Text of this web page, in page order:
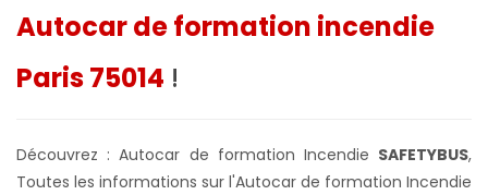
Autocar de formation incendie
Paris 75014 !
Découvrez : Autocar de formation Incendie SAFETYBUS,
Toutes les informations sur l'Autocar de formation Incendie